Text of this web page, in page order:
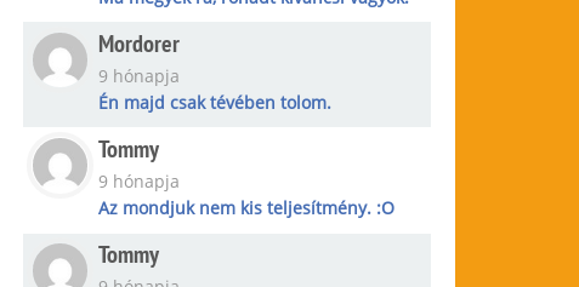
Mordorer
9 hónapja
Én majd csak tévében tolom.
Tommy
9 hónapja
Az mondjuk nem kis teljesítmény. :O
Tommy